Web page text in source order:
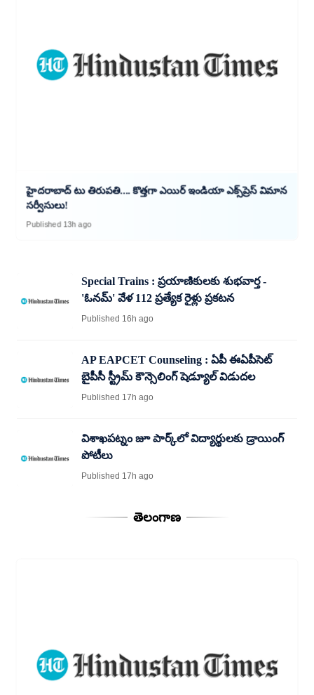
హైదరాబాద్‌ టు తిరుపతి.... కొత్తగా ఎయిర్‌ ఇండియా ఎక్స్‌ప్రెస్‌ విమాన
సర్వీసులు!
Published 13h ago
Special Trains : ప్రయాణికులకు శుభవార్త -
'ఓనమ్' వేళ 112 ప్రత్యేక రైళ్లు ప్రకటన
Published 16h ago
AP EAPCET Counseling : ఏపీ ఈఏపీసెట్
బైపీసీ స్ట్రీమ్ కౌన్సెలింగ్ షెడ్యూల్ విడుదల
Published 17h ago
విశాఖపట్నం జూ పార్క్‌‌లో విద్యార్థులకు డ్రాయింగ్
పోటీలు
Published 17h ago
తెలంగాణ